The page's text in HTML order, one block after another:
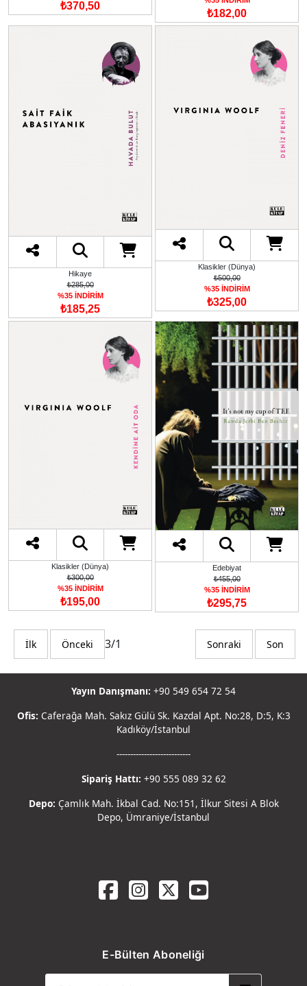
₺370,50
₺182,00
Hikaye
₺285,00
%35 İNDİRİM
₺185,25
Klasikler (Dünya)
₺500,00
%35 İNDİRİM
₺325,00
Klasikler (Dünya)
₺300,00
%35 İNDİRİM
₺195,00
Edebiyat
₺455,00
%35 İNDİRİM
₺295,75
İlk Önceki 3/1 Sonraki Son
Yayın Danışmanı: +90 549 654 72 54
Ofis: Caferağa Mah. Sakız Gülü Sk. Kazdal Apt. No:28, D:5, K:3
Kadıköy/İstanbul
---------------------------
Sipariş Hattı: +90 555 089 32 62
Depo: Çamlık Mah. İkbal Cad. No:151, İlkur Sitesi A Blok
Depo, Ümraniye/İstanbul
E-Bülten Aboneliği